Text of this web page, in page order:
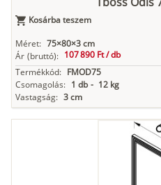
Kosárba teszem
Méret: 75×80×3 cm
Ár (bruttó): 107 890 Ft /db
Termékkód: FMOD75
Csomagolás: 1 db - 12 kg
Vastagság: 3 cm